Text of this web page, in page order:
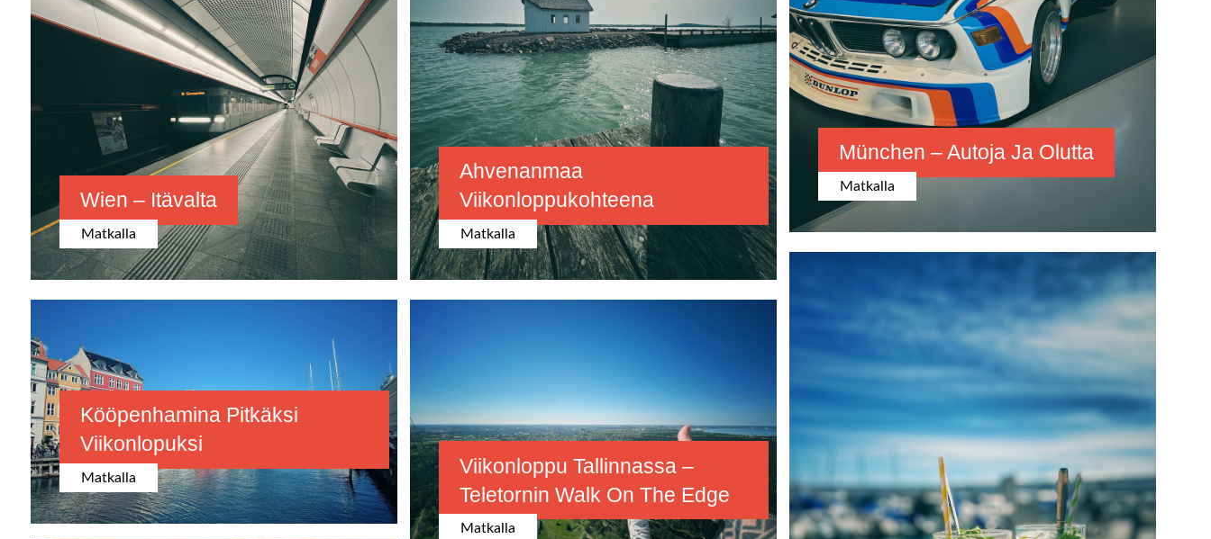
München – Autoja Ja Olutta
Matkalla
Wien – Itävalta
Matkalla
Ahvenanmaa
Viikonloppukohteena
Matkalla
Kööpenhamina Pitkäksi
Viikonlopuksi
Matkalla
Viikonloppu Tallinnassa –
Teletornin Walk On The Edge
Matkalla